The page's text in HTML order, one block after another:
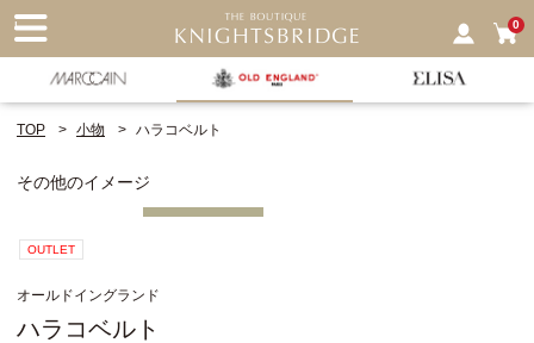
0
TOP 小物 ハラコベルト
その他のイメージ
OUTLET
オールドイングランド
ハラコベルト